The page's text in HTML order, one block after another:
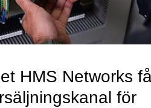
HMS Networks
för